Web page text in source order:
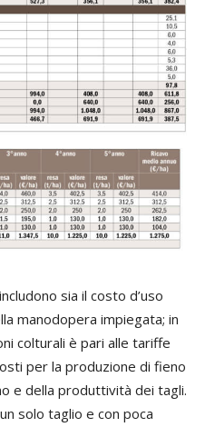
sia il costo d’uso
manodopera impiegata; in
colturali è pari alle tariffe
per la produzione di fieno
e della produttività dei tagli.
solo taglio e con poca